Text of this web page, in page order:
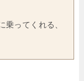
乗ってくれる、